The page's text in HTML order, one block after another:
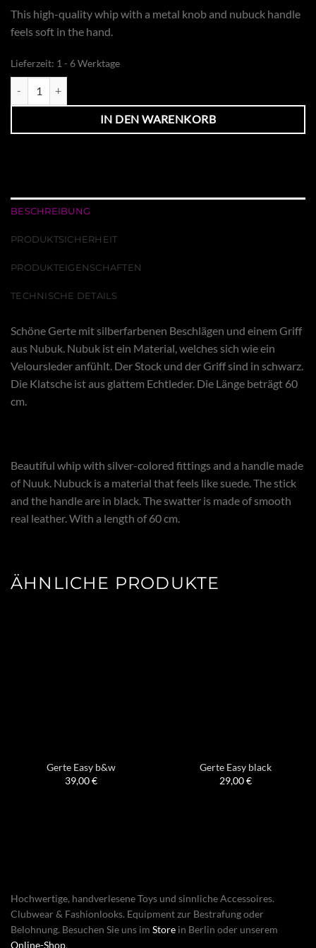
This high-quality whip with a metal knob and nubuck handle
feels soft in the hand.
Lieferzeit: 1 - 6 Werktage
IN DEN WARENKORB
BESCHREIBUNG
PRODUKTSICHERHEIT
PRODUKTEIGENSCHAFTEN
TECHNISCHE DETAILS
Schöne Gerte mit silberfarbenen Beschlägen und einem Griff
aus Nubuk. Nubuk ist ein Material, welches sich wie ein
Veloursleder anfühlt. Der Stock und der Griff sind in schwarz.
Die Klatsche ist aus glattem Echtleder. Die Länge beträgt 60
cm.
Beautiful whip with silver-colored fittings and a handle made
of Nuuk. Nubuck is a material that feels like suede. The stick
and the handle are in black. The swatter is made of smooth
real leather. With a length of 60 cm.
ÄHNLICHE PRODUKTE
Gerte Easy b&w
39,00€
Gerte Easy black
29,00€
Hochwertige, handverlesene Toys und sinnliche Accessoires.
Clubwear & Fashionlooks. Equipment zur Bestrafung oder
Belohnung. Besuchen Sie uns im Store in Berlin oder unserem
Online-Shop.